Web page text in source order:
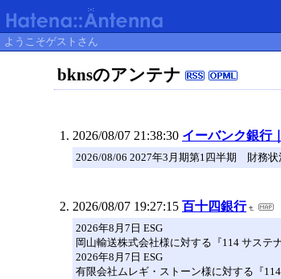
ようこそゲストさん
bknsのアンテナ
2026/08/07 21:38:30 イーバンク銀行
2026/08/06 2027年3月期第1四半期 財務状
2026/08/07 19:27:15 百十四銀行
2026年8月7日 ESG
岡山輸送株式会社様に対する『114 サステ
2026年8月7日 ESG
有限会社ムレギ・ストーン様に対する『